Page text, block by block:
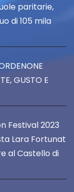
paritarie,
di 105 mila
GUSTO E
Festival 2023
Lara Fortunat
al Castello di